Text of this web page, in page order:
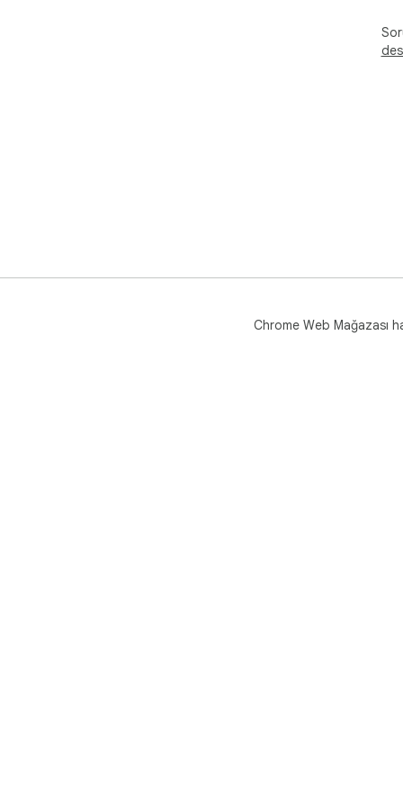
Chrome Web Mağazası